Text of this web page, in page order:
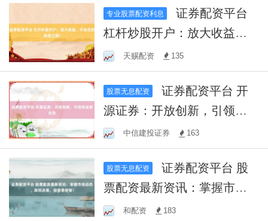
专业股票配资利息
证券配资平台
杠杆炒股开户：放大收益，
开启您的投资之路！
天赐配资 135
股票无息配资
证券配资平台 开
源证券：开放创新，引领券
业新生态
中信建投证券 163
股票无息配资
证券配资平台 股
票配资最新资讯：掌握市场
动态，高效决策，投资更明
和配资 183